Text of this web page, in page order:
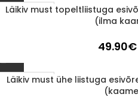
1-3 d.d.
Läikiv must topeltliistuga
(ilma
49.90€
1-3 d.d.
Läikiv must ühe liistuga